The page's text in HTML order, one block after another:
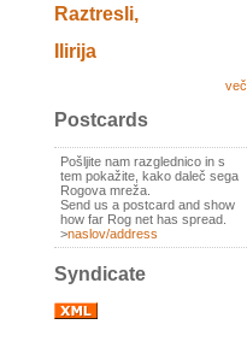
Raztresli,
Ilirija
več
Postcards
Pošljite nam razglednico in s
tem pokažite, kako daleč sega
Rogova mreža.
Send us a postcard and show
how far Rog net has spread.
>naslov/address
Syndicate